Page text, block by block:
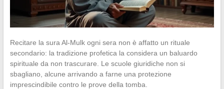
Recitare la sura Al-Mulk ogni sera non è affatto un rituale
secondario: la tradizione profetica la considera un baluardo
spirituale da non trascurare. Le scuole giuridiche non si
sbagliano, alcune arrivando a farne una protezione
imprescindibile contro le prove della tomba.